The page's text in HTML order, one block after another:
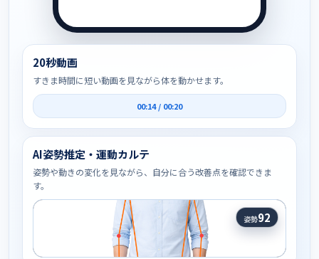
20秒動画
すきま時間に短い動画を見ながら体を動かせます。
00:14 / 00:20
AI姿勢推定・運動カルテ
姿勢や動きの変化を見ながら、自分に合う改善点を確認できま
す。
姿勢92